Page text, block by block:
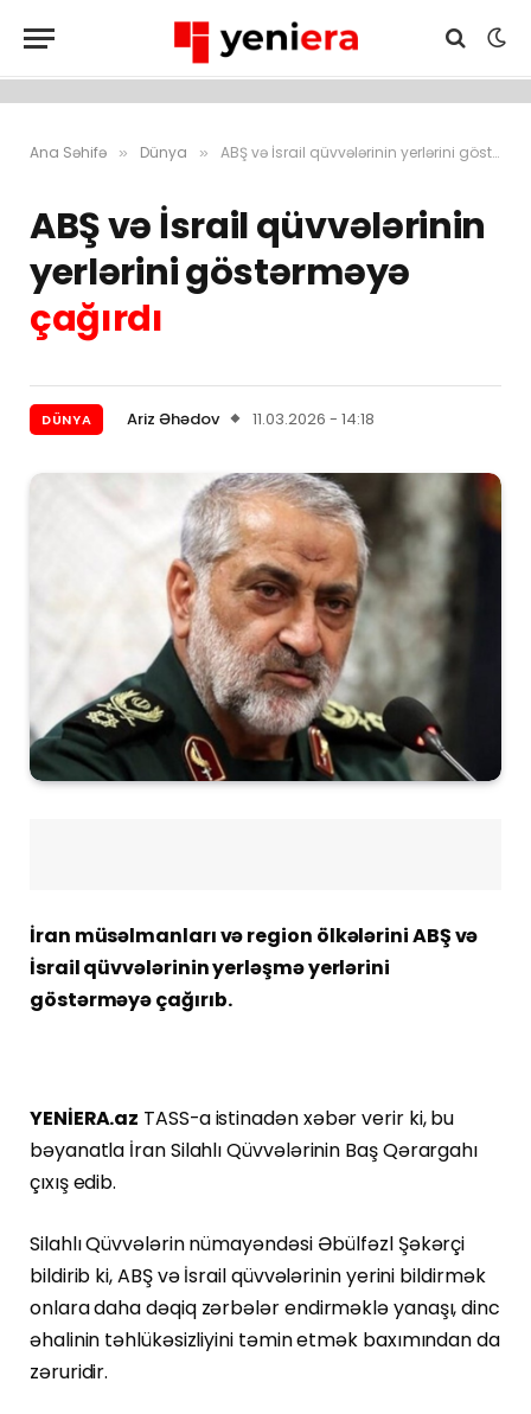
Ana Səhifə » Dünya » ABŞ və İsrail qüvvələrinin yerlərini göstərməyə çağırdı
ABŞ və İsrail qüvvələrinin
yerlərini göstərməyə
çağırdı
DÜNYA Ariz Əhədov 11.03.2026 - 14:18
İran müsəlmanları və region ölkələrini ABŞ və
İsrail qüvvələrinin yerləşmə yerlərini
göstərməyə çağırıb.
YENİERA.az TASS-a istinadən xəbər verir ki, bu
bəyanatla İran Silahlı Qüvvələrinin Baş Qərargahı
çıxış edib.
Silahlı Qüvvələrin nümayəndəsi Əbülfəzl Şəkərçi
bildirib ki, ABŞ və İsrail qüvvələrinin yerini bildirmək
onlara daha dəqiq zərbələr endirməklə yanaşı, dinc
əhalinin təhlükəsizliyini təmin etmək baxımından da
zəruridir.